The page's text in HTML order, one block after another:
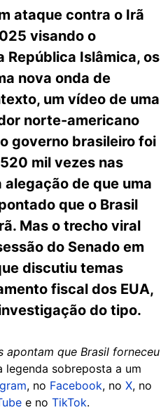
ataque contra o Irã
visando o
República Islâmica, os
nova onda de
um vídeo de uma
norte-americano
governo brasileiro foi
mil vezes nas
de que uma
que o Brasil
Mas o trecho viral
do Senado em
discutiu temas
fiscal dos EUA,
do tipo.
apontam que Brasil forneceu
legenda sobreposta a um
, no Facebook, no X, no
e no TikTok.